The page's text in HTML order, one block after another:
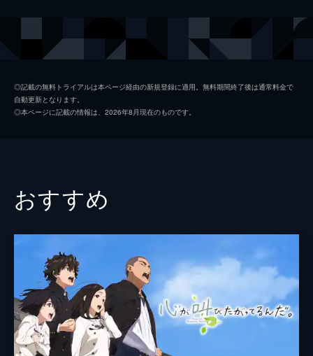
宗像草太 松村北斗
宗像羊朗 松本白鸚
監督 新海誠
脚本
原作 新海誠
音楽
◎記載の無料トライアルは本ページ経由の新規登録に適用。無料期間終了後は通常料金で
自動更新となります。
◎本ページに記載の情報は、2026年8月現在のものです。
おすすめ